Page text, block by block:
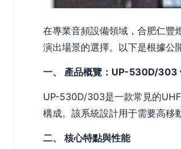
在專業音頻設備領域，合肥仁
演出場景的選擇。以下是根據公
一、 產品概覽：UP-530D/303
UP-530D/303是一款常見的
構成。該系統設計用于需要高移
二、 核心特點與性能